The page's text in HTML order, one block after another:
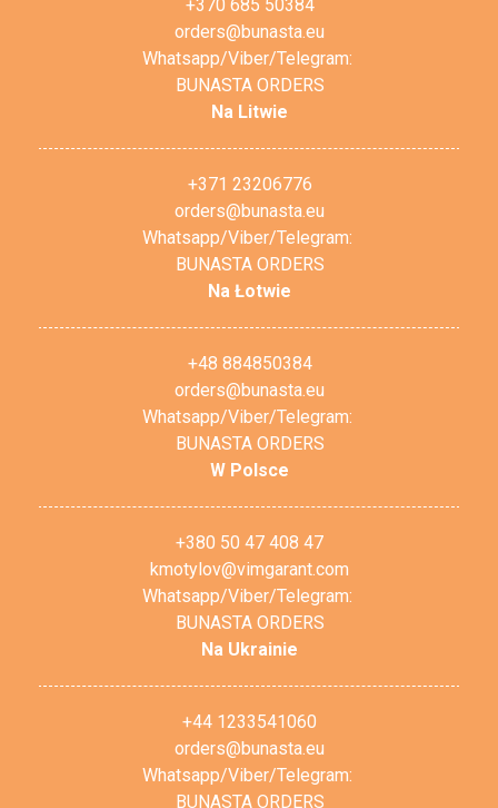
+370 685 50384
orders@bunasta.eu
Whatsapp/Viber/Telegram:
BUNASTA ORDERS
Na Litwie
+371 23206776
orders@bunasta.eu
Whatsapp/Viber/Telegram:
BUNASTA ORDERS
Na Łotwie
+48 884850384
orders@bunasta.eu
Whatsapp/Viber/Telegram:
BUNASTA ORDERS
W Polsce
+380 50 47 408 47
kmotylov@vimgarant.com
Whatsapp/Viber/Telegram:
BUNASTA ORDERS
Na Ukrainie
+44 1233541060
orders@bunasta.eu
Whatsapp/Viber/Telegram:
BUNASTA ORDERS